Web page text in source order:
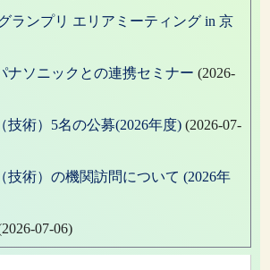
ランプリ エリアミーティング in 京
ナソニックとの連携セミナー (2026-
技術）5名の公募(2026年度) (2026-07-
技術）の機関訪問について (2026年
07-06)